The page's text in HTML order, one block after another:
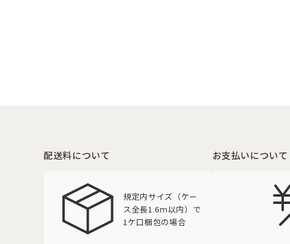
配送料について
規定内サイズ（ケー
ス全長1.6ｍ以内）で
1ケ口梱包の場合
お支払いについて